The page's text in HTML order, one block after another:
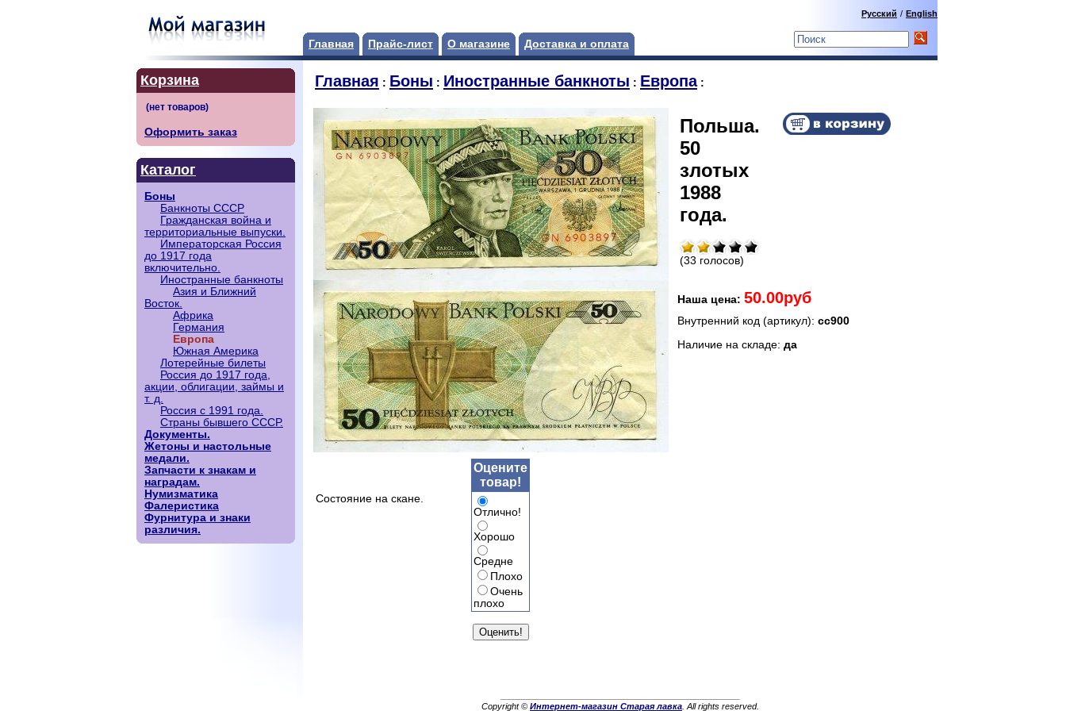
Главная Прайс-лист О магазине Доставка и оплата
Русский / English
Корзина
Оформить заказ
Каталог
Боны
Банкноты СССР
Гражданская война и
территориальные выпуски.
Императорская Россия
до 1917 года
включительно.
Иностранные банкноты
Азия и Ближний
Восток.
Африка
Германия
Европа
Южная Америка
Лотерейные билеты
Россия до 1917 года,
акции, облигации, займы и
т. д.
Россия с 1991 года.
Страны бывшего СССР.
Документы.
Жетоны и настольные
медали.
Запчасти к знакам и
наградам.
Нумизматика
Фалеристика
Фурнитура и знаки
различия.
Главная : Боны : Иностранные банкноты : Европа:
Польша.
50
злотых
1988
года.
(33 голосов)
Наша цена: 50.00руб
Внутренний код (артикул): сс900
Наличие на складе: да
Состояние на скане.
Оцените
товар!
Отлично!
Хорошо
Средне
Плохо
Очень
плохо
Copyright © Интернет-магазин Старая лавка . All rights reserved.